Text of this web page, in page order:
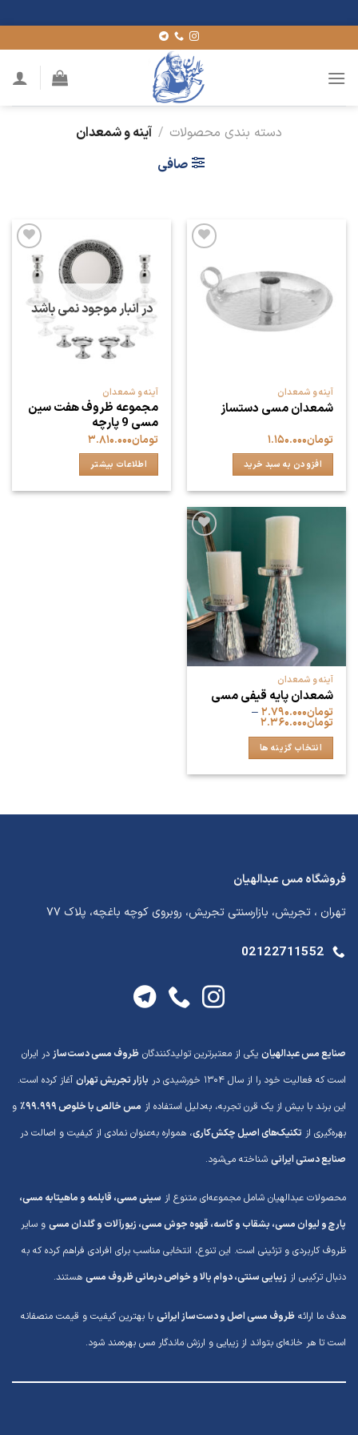
to
content
دسته بندی محصولات / آینه و شمعدان
صافی
به
علاقه
مندی
ها
آینه و شمعدان
شمعدان مسی دستساز
تومان۱.۱۵۰.۰۰۰
افزودن به سبد خرید
افزودن
به
علاقه
مندی
هادر انبار موجود نمی باشد
آینه و شمعدان
مجموعه ظروف هفت سین
مسی 9 پارچه
تومان۳.۸۱۰.۰۰۰
اطلاعات بیشتر
افزودن
به
علاقه
مندی
ها
آینه و شمعدان
شمعدان پایه قیفی مسی
تومان۲.۷۹۰.۰۰۰–
تومان۲.۳۶۰.۰۰۰Price
through
تومان۲.۷۹۰.۰۰۰
انتخاب گزینه ها
انواع
گزینه
ممکن
در
فروشگاه مس عبدالهیان
تهران ، تجریش، بازارسنتی تجریش، روبروی کوچه باغچه، پلاک ۷۷
02122711552
صنایع مس عبدالهیان یکی از معتبرترین تولیدکنندگان ظروف مسی دست‌ساز در ایران
است که فعالیت خود را از سال ۱۳۰۴ خورشیدی در
بازار تجریش تهران آغاز کرده است.
این برند با بیش از یک قرن تجربه، به‌دلیل استفاده از مس خالص با خلوص ۹۹.۹۹۹٪
و
بهره‌گیری از تکنیک‌های اصیل چکش‌کاری، همواره به‌عنوان نمادی از کیفیت و اصالت در
صنایع دستی ایرانی شناخته می‌شود.
محصولات عبدالهیان شامل مجموعه‌ای متنوع از سینی مسی، قابلمه و ماهیتابه مسی،
پارچ و لیوان مسی، بشقاب و کاسه، قهوه جوش مسی، زیورآلات و گلدان مسی و سایر
ظروف کاربردی و تزئینی است. این تنوع، انتخابی مناسب برای افرادی فراهم کرده که به
دنبال ترکیبی از زیبایی سنتی، دوام بالا و خواص درمانی ظروف مسی هستند.
هدف ما ارائه ظروف مسی اصل و دست‌ساز ایرانی با بهترین کیفیت و قیمت منصفانه
است تا هر خانه‌ای بتواند از زیبایی و ارزش ماندگار مس بهره‌مند شود.